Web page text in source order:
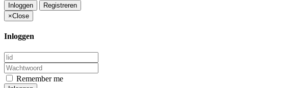
Inloggen
Registreren
×Close
Inloggen
Remember me